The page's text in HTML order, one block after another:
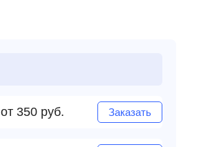
от 350 руб. Заказать